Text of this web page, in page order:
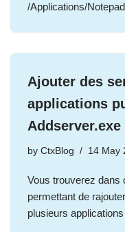
/Applications/
Ajouter des
applications
Addserver.exe
by CtxBlog 14 May
Vous trouverez dans
permettant de
plusieurs